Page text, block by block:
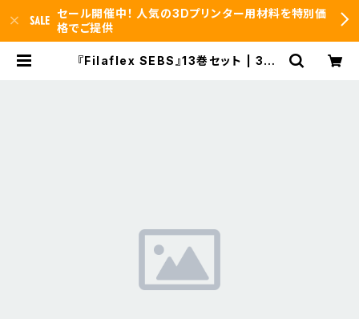
セール開催中！ 人気の3Dプリンター用材料を特別価
格でご提供
『Filaflex SEBS』13巻セット | 3DF